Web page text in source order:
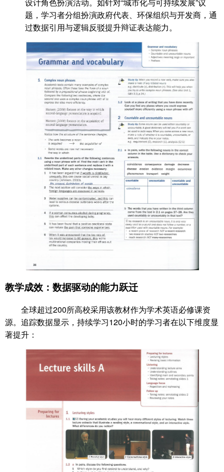
题，学习者分组扮演政府代表、环保组织与开发商，通
过数据引用与逻辑反驳提升辩证表达能力。
教学成效：数据驱动的能力跃迁
全球超过200所高校采用该教材作为学术英语必修课资
源。追踪数据显示，持续学习120小时的学习者在以下维度显
著提升：